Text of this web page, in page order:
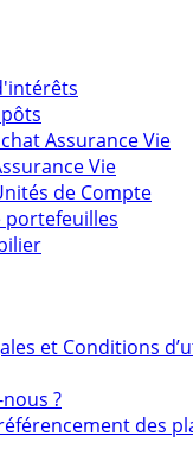
Assurance Vie
Vie
de Compte
portefeuilles
et Conditions
?
des